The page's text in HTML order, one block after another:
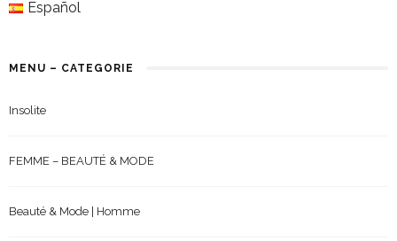
Español
MENU – CATEGORIE
Insolite
FEMME – BEAUTÉ & MODE
Beauté & Mode | Homme